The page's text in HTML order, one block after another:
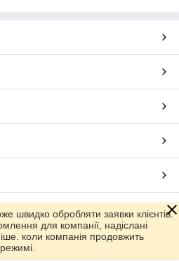
Prom.ua
швидко обробляти заявки клієнтів.
для компанії, надіслані
коли компанія продовжить